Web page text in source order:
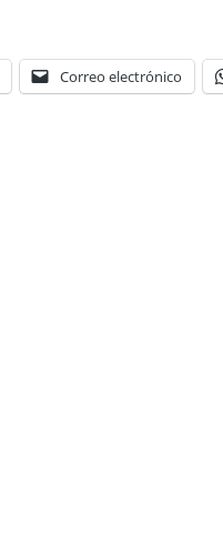
Correo electrónico